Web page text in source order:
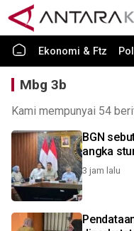
Ekonomi & Ftz
Mbg 3b
Kami mempunyai 54
BGN
angka
3 jam lalu